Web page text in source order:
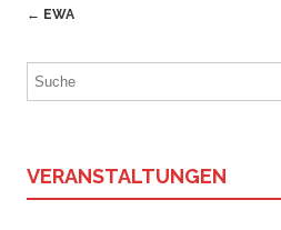
Navigation
← EWA
Suchergebnis
für:
VERANSTALTUNGEN